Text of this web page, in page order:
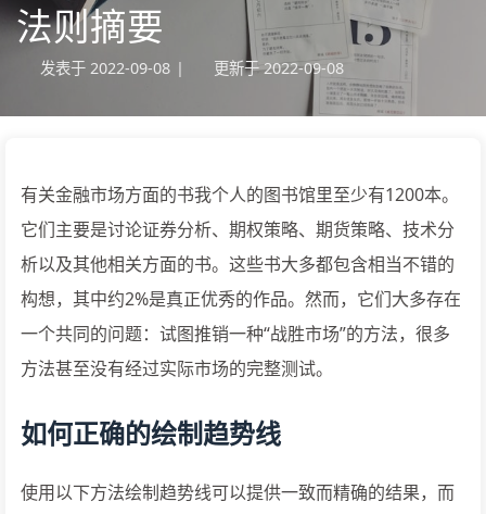
法则摘要
发表于 2022-09-08 | 更新于 2022-09-08
有关金融市场方面的书我个人的图书馆里至少有1200本。
它们主要是讨论证券分析、期权策略、期货策略、技术分
析以及其他相关方面的书。这些书大多都包含相当不错的
构想，其中约2%是真正优秀的作品。然而，它们大多存在
一个共同的问题：试图推销一种“战胜市场”的方法，很多
方法甚至没有经过实际市场的完整测试。
如何正确的绘制趋势线
使用以下方法绘制趋势线可以提供一致而精确的结果，而